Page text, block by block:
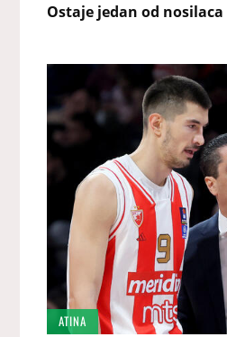
Ostaje jedan od nosilaca
ATINA